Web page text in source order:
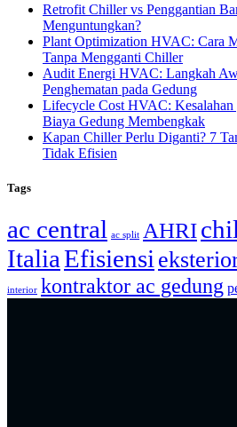
Retrofit Chiller vs Penggantian
Menguntungkan?
Plant Optimization HVAC: Cara
Tanpa Mengganti Chiller
Audit Energi HVAC: Langkah
Penghematan pada Gedung
Lifecycle Cost HVAC: Kesalahan
Biaya Gedung Membengkak
Kapan Chiller Perlu Diganti? 7
Tidak Efisien
Tags
ac central ac split AHRI
ItaliaEfisiensi
interior kontraktor ac gedung